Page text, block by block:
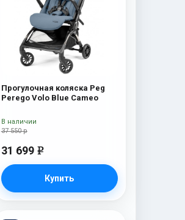
Прогулочная коляска Peg
Perego Volo Blue Cameo
37 550 р
31 699 e
Купить
В наличии